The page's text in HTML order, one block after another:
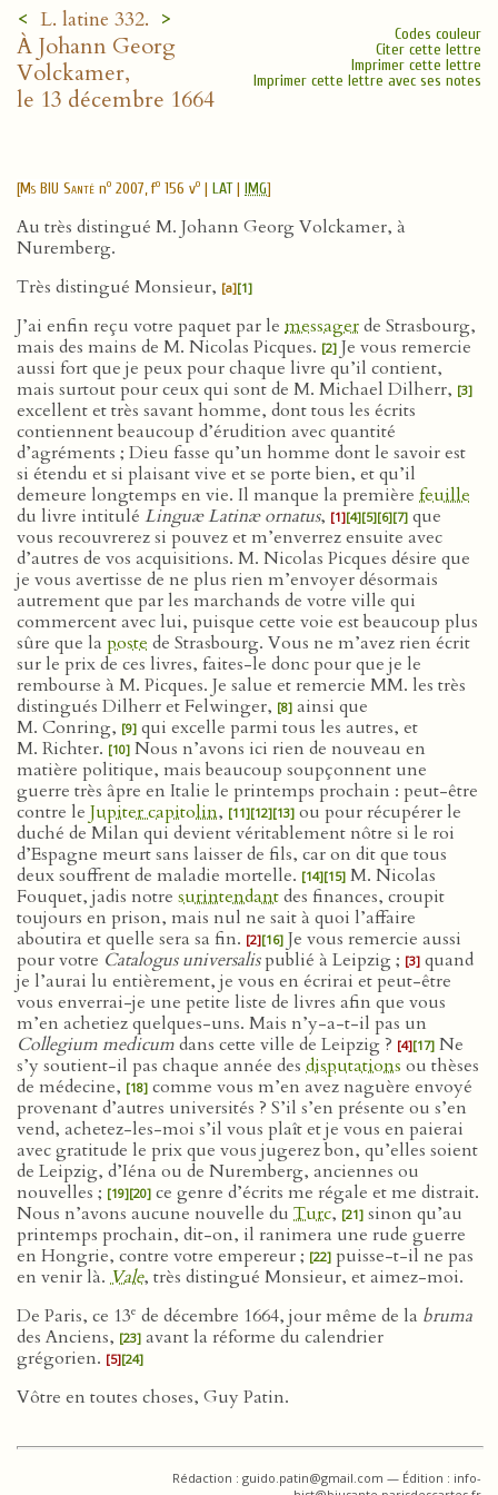
< L. latine 332. >
À Johann Georg
Volckamer,
le 13 décembre 1664
Codes couleur
Citer cette lettre
Imprimer cette lettre
Imprimer cette lettre avec ses notes
[Ms BIU Santé no 2007, fo 156 vo | LAT| IMG]
Au très distingué M. Johann Georg Volckamer, à
Nuremberg.
Très distingué Monsieur, [a][1]
J’ai enfin reçu votre paquet par le messagerde Strasbourg,
mais des mains de M. Nicolas Picques. [2] Je vous remercie
aussi fort que je peux pour chaque livre qu’il contient,
mais surtout pour ceux qui sont de M. Michael Dilherr, [3]
excellent et très savant homme, dont tous les écrits
contiennent beaucoup d’érudition avec quantité
d’agréments ; Dieu fasse qu’un homme dont le savoir est
si étendu et si plaisant vive et se porte bien, et qu’il
demeure longtemps en vie. Il manque la première feuille
du livre intitulé Linguæ Latinæ ornatus, [1][4][5][6][7] que
vous recouvrerez si pouvez et m’enverrez ensuite avec
d’autres de vos acquisitions. M. Nicolas Picques désire que
je vous avertisse de ne plus rien m’envoyer désormais
autrement que par les marchands de votre ville qui
commercent avec lui, puisque cette voie est beaucoup plus
sûre que la poste de Strasbourg. Vous ne m’avez rien écrit
sur le prix de ces livres, faites-le donc pour que je le
rembourse à M. Picques. Je salue et remercie MM. les très
distingués Dilherr et Felwinger, [8] ainsi que
M. Conring, [9] qui excelle parmi tous les autres, et
M. Richter. [10] Nous n’avons ici rien de nouveau en
matière politique, mais beaucoup soupçonnent une
guerre très âpre en Italie le printemps prochain : peut-être
contre le Jupiter capitolin, [11][12][13] ou pour récupérer le
duché de Milan qui devient véritablement nôtre si le roi
d’Espagne meurt sans laisser de fils, car on dit que tous
deux souffrent de maladie mortelle. [14][15] M. Nicolas
Fouquet, jadis notre surintendantdes finances, croupit
toujours en prison, mais nul ne sait à quoi l’affaire
aboutira et quelle sera sa fin. [2][16] Je vous remercie aussi
pour votre Catalogus universalispublié à Leipzig ; [3] quand
je l’aurai lu entièrement, je vous en écrirai et peut-être
vous enverrai-je une petite liste de livres afin que vous
m’en achetiez quelques-uns. Mais n’y-a-t-il pas un
Collegium medicumdans cette ville de Leipzig ? [4][17] Ne
s’y soutient-il pas chaque année des disputations ou thèses
de médecine, [18] comme vous m’en avez naguère envoyé
provenant d’autres universités ? S’il s’en présente ou s’en
vend, achetez-les-moi s’il vous plaît et je vous en paierai
avec gratitude le prix que vous jugerez bon, qu’elles soient
de Leipzig, d’Iéna ou de Nuremberg, anciennes ou
nouvelles ; [19][20] ce genre d’écrits me régale et me distrait.
Nous n’avons aucune nouvelle du Turc, [21] sinon qu’au
printemps prochain, dit-on, il ranimera une rude guerre
en Hongrie, contre votre empereur ; [22] puisse-t-il ne pas
en venir là. Vale, très distingué Monsieur, et aimez-moi.
De Paris, ce 13e de décembre 1664, jour même de la bruma
des Anciens, [23] avant la réforme du calendrier
grégorien. [5][24]
Vôtre en toutes choses, Guy Patin.
Rédaction : guido.patin@gmail.com — Édition : info-